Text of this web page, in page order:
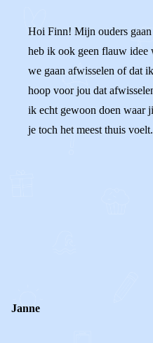
Hoi Finn! Mijn ouders
heb ik ook geen flauw idee
we gaan afwisselen of dat
hoop voor jou dat
ik echt gewoon doen waar
je toch het meest thuis voelt.
Janne